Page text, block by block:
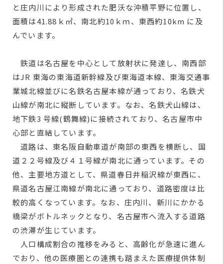
と庄内川により形成された肥沃な沖積平野に位置し、
面積は41.88ｋ㎡、南北約10ｋｍ、東西約10km に及
んでいます。
鉄道は名古屋を中心として放射状に発達し、南西部
はJR 東海の東海道新幹線及び東海道本線、東海交通事
業城北線並びに名鉄名古屋本線が通っており、名鉄犬
山線が南北に縦断しています。なお、名鉄犬山線は、
地下鉄3 号線(鶴舞線)に接続されており、名古屋市中
心部と直結しています。
道路は、東名阪自動車道が南部の東西を横断し、国
道２２号線及び４１号線が南北に通っています。その
他、主要地方道として、県道春日井稲沢線が東西に、
県道名古屋江南線が南北に通っており、道路密度は比
較的高くなっています。なお、庄内川、新川にかかる
橋梁がボトルネックとなり、名古屋市へ流入する道路
の渋滞が生じています。
人口構成割合の推移をみると、高齢化が急速に進ん
でおり、他の医療圏との連携も踏まえた医療提供体制